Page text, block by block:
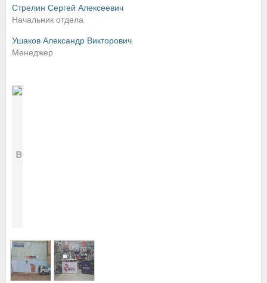
Стрелин Сергей Алексеевич
Начальник отдела
Ушаков Александр Викторович
Менеджер